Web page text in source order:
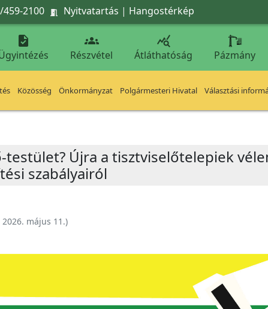
2100  Nyitvatartás | Hangostérkép
 
Részvétel

Átláthatóság Pázmány
Közösség Önkormányzat Polgármesteri Hivatal Választási
testület? Újra a tisztviselőtelepiek
szabályairól
2026. május 11.)